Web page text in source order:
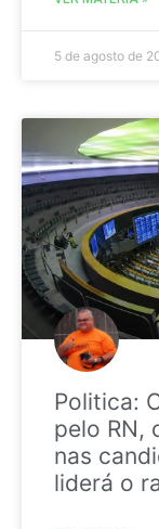
5 de agosto de
Politica:
pelo RN,
nas
liderá o